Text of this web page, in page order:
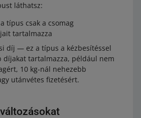
láthatsz:
típus csak a csomag
tartalmazza
díj — ez a típus a kézbesítéssel
díjakat tartalmazza, például nem
10 kg-nál nehezebb
utánvétes fizetésért.